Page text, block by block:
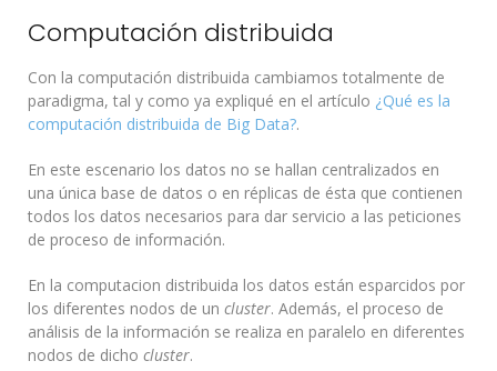
Computación distribuida
Con la computación distribuida cambiamos totalmente de
paradigma, tal y como ya expliqué en el artículo ¿Qué es la
computación distribuida de Big Data?.
En este escenario los datos no se hallan centralizados en
una única base de datos o en réplicas de ésta que contienen
todos los datos necesarios para dar servicio a las peticiones
de proceso de información.
En la computacion distribuida los datos están esparcidos por
los diferentes nodos de un cluster. Además, el proceso de
análisis de la información se realiza en paralelo en diferentes
nodos de dicho cluster.